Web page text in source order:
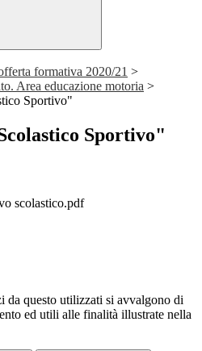
formativa 2020/21 >
Area educazione motoria >
Sportivo"
Sportivo"
scolastico.pdf
da questo utilizzati si avvalgono di
ed utili alle finalità illustrate nella